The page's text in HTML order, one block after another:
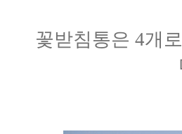
꽃받침통은 4개